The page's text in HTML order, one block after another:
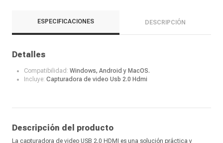
ESPECIFICACIONES DESCRIPCIÓN
Detalles
Compatibilidad: Windows, Android y MacOS.
Incluye: Capturadora de video Usb 2.0 Hdmi
Descripción del producto
La capturadora de video USB 2.0 HDMI es una solución práctica y